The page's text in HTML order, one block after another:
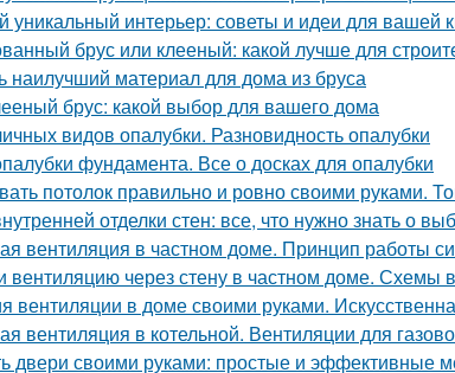
уникальный интерьер: советы и идеи для вашей
брус или клееный: какой лучше для
наилучший материал для дома из бруса
брус: какой выбор для вашего дома
видов опалубки. Разновидность опалубки
фундамента. Все о досках для опалубки
потолок правильно и ровно своими руками.
отделки стен: все, что нужно знать о
вентиляция в частном доме. Принцип работы
вентиляцию через стену в частном доме. Схемы
вентиляции в доме своими руками.
вентиляция в котельной. Вентиляции для
двери своими руками: простые и эффективные